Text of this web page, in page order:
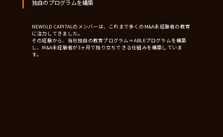
独自のプログラムを構築
NEWOLD CAPITALのメンバーは、これまで多くのM&A未経験者の教育
に注力してきました。
その経験から、当社独自の教育プログラム＝ABLEプログラムを構築
し、M&A未経験者が3ヶ月で独り立ちできる仕組みを構築していま
す。